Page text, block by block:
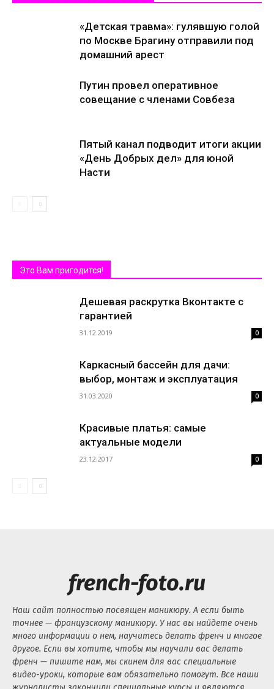
«Детская травма»: гулявшую голой
по Москве Брагину отправили под
домашний арест
Путин провел оперативное
совещание с членами Совбеза
Пятый канал подводит итоги акции
«День Добрых дел» для юной
Насти
Это Вам пригодится!
Дешевая раскрутка Вконтакте с
гарантией
31.12.2019 0
Каркасный бассейн для дачи:
выбор, монтаж и эксплуатация
31.03.2020 0
Красивые платья: самые
актуальные модели
23.12.2017 0
french-foto.ru
Наш сайт полностью посвящен маникюру. А если быть
точнее — французскому маникюру. У нас вы найдете очень
много информации о нем, научитесь делать френч и многое
другое. Если вы хотите, чтобы мы научили вас делать
френч — пишите нам, мы скинем для вас специальные
видео-уроки, которые вам обязательно помогут. Все наши